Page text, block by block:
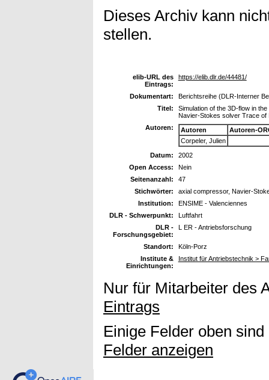
Dieses Archiv kann
stellen.
elib-URL des
Eintrags:
https://elib.dlr.de/44481/
Dokumentart:
Berichtsreihe (DLR-Interner
Titel:
Simulation of the 3D-flow in
Navier-Stokes solver Trace of
Autoren:
Autoren
Autoren-
Corpeler, Julien
Datum:
2002
Open Access:
Nein
Seitenanzahl:
47
Stichwörter:
axial compressor, Navier-
Institution:
ENSIME - Valenciennes
DLR - Schwerpunkt:
Luftfahrt
DLR -
Forschungsgebiet:
L ER - Antriebsforschung
Standort:
Köln-Porz
Institute &
Einrichtungen:
Institut für Antriebstechnik >
Nur für Mitarbeiter des
Eintrags
Einige Felder oben
Felder anzeigen